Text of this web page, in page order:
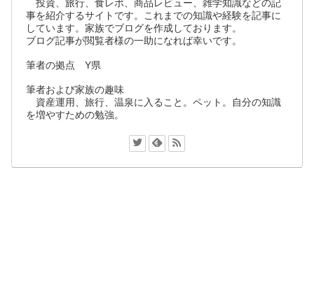
投資、旅行、食レポ、商品レビュー、雑学知識などの記
事を紹介するサイトです。これまでの知識や経験を記事に
しています。家族でブログを作成しております。
ブログ記事が閲覧者様の一助になれば幸いです。
筆者の拠点 Y県
筆者および家族の趣味
資産運用、旅行、温泉に入ること。ペット。自分の知識
を増やすための勉強。